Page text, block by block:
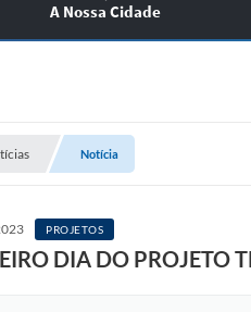
A Nossa Cidade
OFICIAIS
Notícia
PROJETOS
DIA DO PROJETO